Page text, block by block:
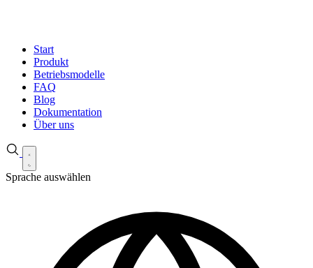
Start
Produkt
Betriebsmodelle
FAQ
Blog
Dokumentation
Über uns
Sprache auswählen